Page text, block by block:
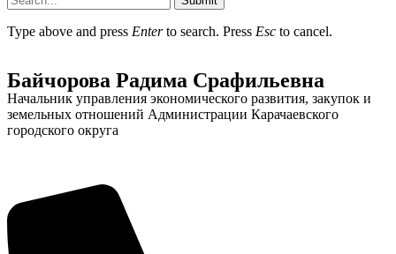
Type above and press Enterto search. Press Esc to cancel.
Байчорова Радима Срафильевна
Начальник управления экономического развития, закупок и
земельных отношений Администрации Карачаевского
городского округа